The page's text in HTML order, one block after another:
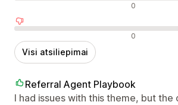
0
0
Visi atsiliepimai
Referral Agent Playbook
I had issues with this theme, but the